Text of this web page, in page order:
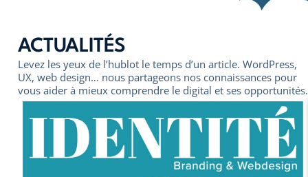
ACTUALITÉS
Levez les yeux de l’hublot le temps d’un article. WordPress,
UX, web design… nous partageons nos connaissances pour
vous aider à mieux comprendre le digital et ses opportunités.